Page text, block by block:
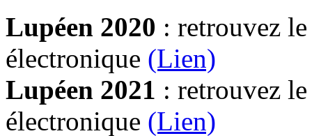
Lupéen 2020 : retrouvez
électronique (Lien)
Lupéen 2021 : retrouvez
électronique (Lien)